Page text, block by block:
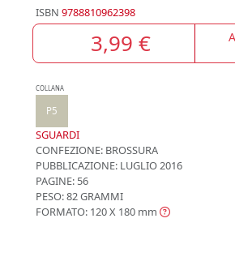
ISBN 9788810962398
3,99 €
COLLANA
P5
SGUARDI
CONFEZIONE: BROSSURA
PUBBLICAZIONE: LUGLIO 2016
PAGINE: 56
PESO: 82 GRAMMI
FORMATO: 120 X 180 mm